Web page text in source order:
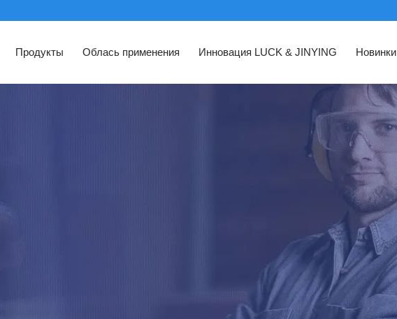
Продукты Облась применения Инновация LUCK & JINYING Новинки